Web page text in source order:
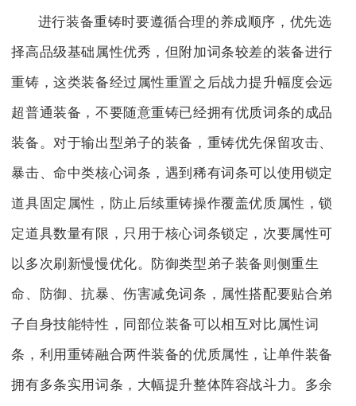
进行装备重铸时要遵循合理的养成顺序，优先选
择高品级基础属性优秀，但附加词条较差的装备进行
重铸，这类装备经过属性重置之后战力提升幅度会远
超普通装备，不要随意重铸已经拥有优质词条的成品
装备。对于输出型弟子的装备，重铸优先保留攻击、
暴击、命中类核心词条，遇到稀有词条可以使用锁定
道具固定属性，防止后续重铸操作覆盖优质属性，锁
定道具数量有限，只用于核心词条锁定，次要属性可
以多次刷新慢慢优化。防御类型弟子装备则侧重生
命、防御、抗暴、伤害减免词条，属性搭配要贴合弟
子自身技能特性，同部位装备可以相互对比属性词
条，利用重铸融合两件装备的优质属性，让单件装备
拥有多条实用词条，大幅提升整体阵容战斗力。多余